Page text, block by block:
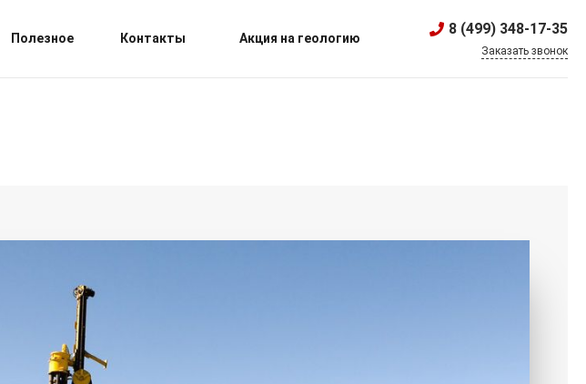
Полезное Контакты Акция на геологию
8 (499) 348-17-35
Заказать звонок